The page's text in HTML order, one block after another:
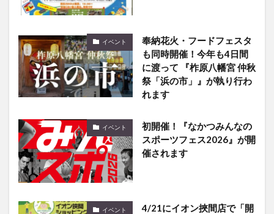
イベント
奉納花火・フードフェスタ
も同時開催！今年も4日間
に渡って 『柞原八幡宮 仲秋
祭「浜の市」』が執り行わ
れます
イベント
初開催！『なかつみんなの
スポーツフェス2026』が開
催されます
イベント
4/21にイオン挾間店で「開